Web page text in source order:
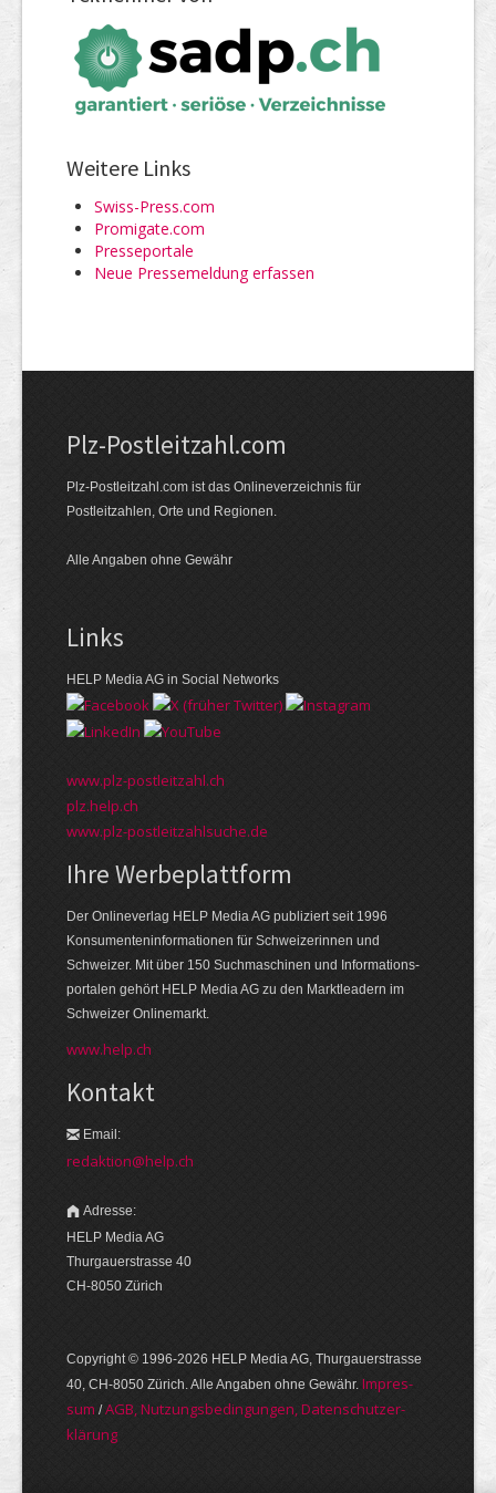
Weitere Links
Swiss-Press.com
Promigate.com
Presseportale
Neue Pressemeldung erfassen
Plz-Postleitzahl.com
Plz-Postleitzahl.com ist das Onlineverzeichnis für
Postleitzahlen, Orte und Regionen.
Alle Angaben ohne Gewähr
Links
HELP Media AG in Social Networks
www.plz-postleitzahl.ch
plz.help.ch
www.plz-postleitzahlsuche.de
Ihre Werbeplattform
Der Onlineverlag HELP Media AG publiziert seit 1996
Konsumenten­informationen für Schweizerinnen und
Schweizer. Mit über 150 Suchmaschinen und Informations­
portalen gehört HELP Media AG zu den Markt­leadern im
Schweizer Onlinemarkt.
www.help.ch
Kontakt
Email:
redaktion@help.ch
Adresse:
HELP Media AG
Thurgauerstrasse 40
CH-8050 Zürich
Copyright © 1996-2026 HELP Media AG, Thurgauer­strasse
40, CH-8050 Zürich. Alle Angaben ohne Gewähr. Im­pres­
sum /AGB, Nut­zungs­bedin­gungen, Daten­schutz­er­
klärung